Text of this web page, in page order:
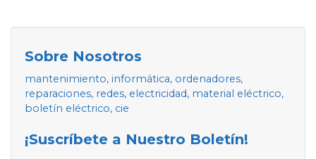
Sobre Nosotros
mantenimiento, informática, ordenadores,
reparaciones, redes, electricidad, material eléctrico,
boletín eléctrico, cie
¡Suscríbete a Nuestro Boletín!